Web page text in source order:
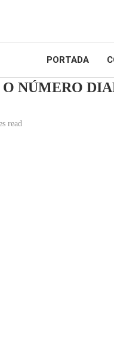
PORTADA
O NÚMERO
read